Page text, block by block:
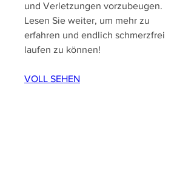
und Verletzungen vorzubeugen.
Lesen Sie weiter, um mehr zu
erfahren und endlich schmerzfrei
laufen zu können!
VOLL SEHEN